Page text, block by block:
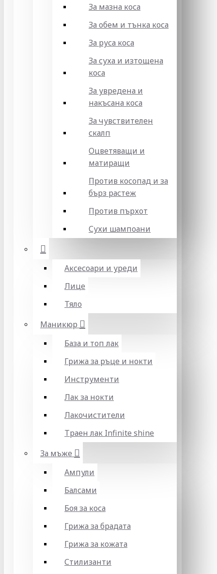
За мазна коса
За обем и тънка коса
За руса коса
За суха и изтощена
коса
За увредена и
накъсана коса
За чувствителен
скалп
Оцветяващи и
матиращи
Против косопад и за
бърз растеж
Против пърхот
Сухи шампоани
Аксесоари и уреди
Лице
Тяло
Маникюр
База и топ лак
Грижа за ръце и нокти
Инструменти
Лак за нокти
Лакочистители
Траен лак Infinite shine
За мъже
Ампули
Балсами
Боя за коса
Грижа за брадата
Грижа за кожата
Стилизанти